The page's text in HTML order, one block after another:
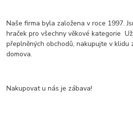
Naše firma byla založena v roce 1997.
hraček pro všechny věkové kategorie
přeplněných obchodů, nakupujte v klidu
domova.
Nakupovat u nás je zábava!